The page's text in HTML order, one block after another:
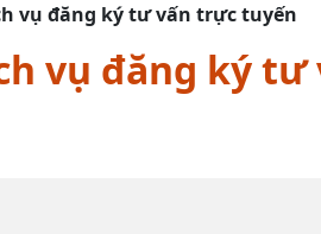
vụ đăng ký tư vấn trực tuyến
vụ đăng ký